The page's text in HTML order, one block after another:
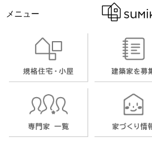
メニュー